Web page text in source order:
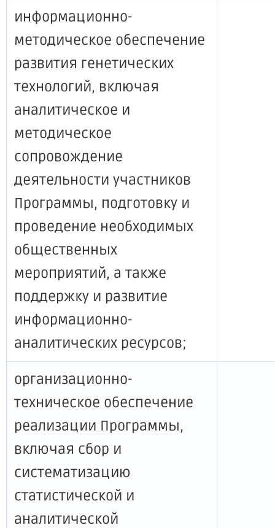
информационно-
методическое обеспечение
развития генетических
технологий, включая
аналитическое и
методическое
сопровождение
деятельности участников
Программы, подготовку и
проведение необходимых
общественных
мероприятий, а также
поддержку и развитие
информационно-
аналитических ресурсов;
организационно-
техническое обеспечение
реализации Программы,
включая сбор и
систематизацию
статистической и
аналитической